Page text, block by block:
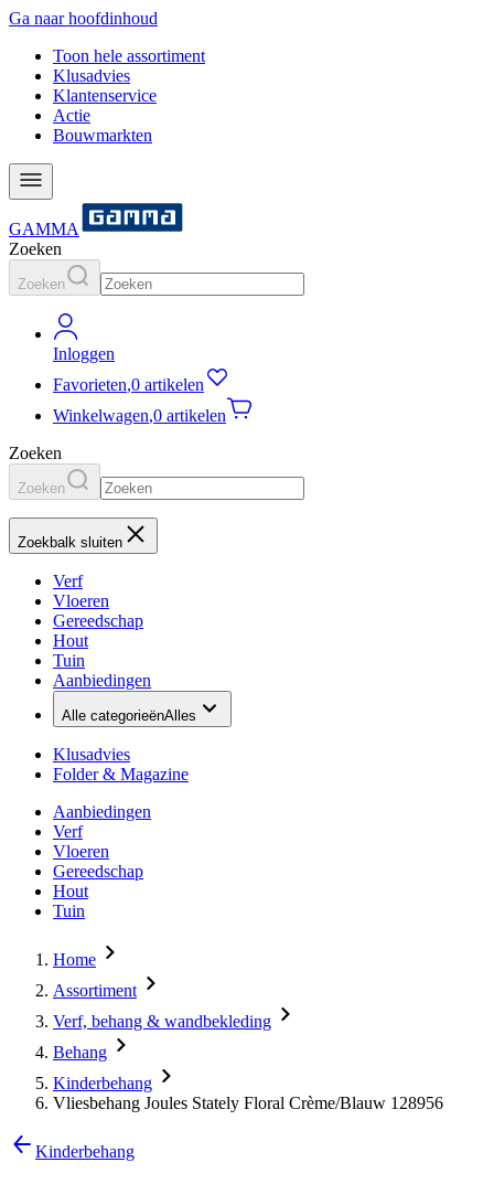
Ga naar hoofdinhoud
Toon hele assortiment
Klusadvies
Klantenservice
Actie
Bouwmarkten
GAMMA
Zoeken
Zoeken
Inloggen
Favorieten,0 artikelen
Winkelwagen,0 artikelen
Zoeken
Zoeken
Zoekbalk sluiten
Verf
Vloeren
Gereedschap
Hout
Tuin
Aanbiedingen
Alle categorieënAlles
Klusadvies
Folder & Magazine
Aanbiedingen
Verf
Vloeren
Gereedschap
Hout
Tuin
Home
Assortiment
Verf, behang & wandbekleding
Behang
Kinderbehang
Vliesbehang Joules Stately Floral Crème/Blauw 128956
Kinderbehang